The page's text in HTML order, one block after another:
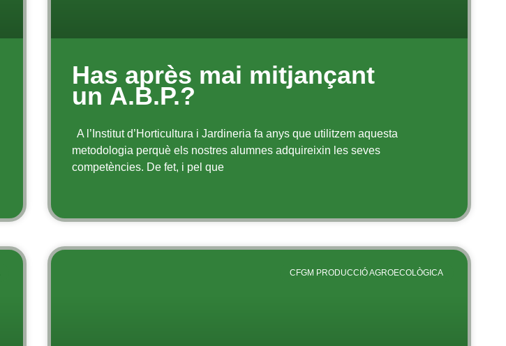
Has après mai mitjançant
un A.B.P.?
A l’Institut d’Horticultura i Jardineria fa anys que utilitzem aquesta
metodologia perquè els nostres alumnes adquireixin les seves
competències. De fet, i pel que
CFGM PRODUCCIÓ AGROECOLÒGICA